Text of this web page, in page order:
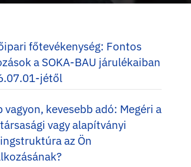
főtevékenység: Fontos
a SOKA-BAU járulékaiban
jétől
vagyon, kevesebb adó: Megéri a
vagy alapítványi
az Ön